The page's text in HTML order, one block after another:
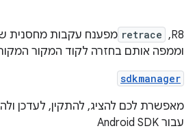
R8,
retrace מפענח עקבות מחסנית
וממפה אותם בחזרה לקוד המקור
sdkmanager
מאפשרת לכם להציג, להתקין, לעדכן
עבור Android SDK